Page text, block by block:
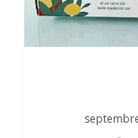
après-
shampoing